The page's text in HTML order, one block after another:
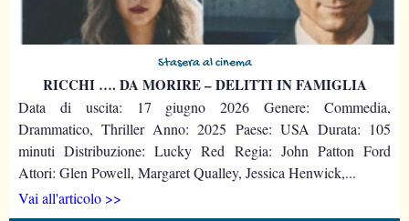
Stasera al cinema
RICCHI …. DA MORIRE – DELITTI IN FAMIGLIA
Data di uscita: 17 giugno 2026 Genere: Commedia,
Drammatico, Thriller Anno: 2025 Paese: USA Durata: 105
minuti Distribuzione: Lucky Red Regia: John Patton Ford
Attori: Glen Powell, Margaret Qualley, Jessica Henwick,...
Vai all'articolo >>